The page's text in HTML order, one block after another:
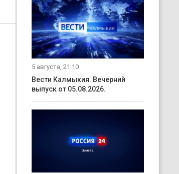
5 августа, 21:10
Вести Калмыкия. Вечерний
выпуск от 05.08.2026.